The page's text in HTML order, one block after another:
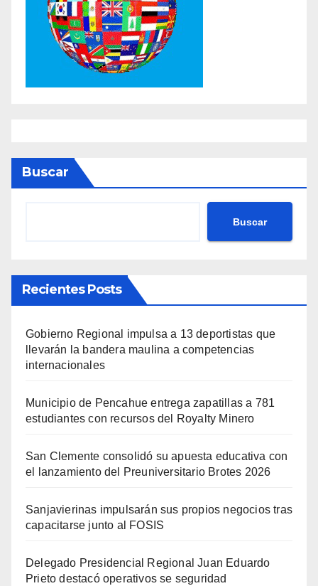
Buscar
Buscar
Recientes Posts
Gobierno Regional impulsa a 13 deportistas que
llevarán la bandera maulina a competencias
internacionales
Municipio de Pencahue entrega zapatillas a 781
estudiantes con recursos del Royalty Minero
San Clemente consolidó su apuesta educativa con
el lanzamiento del Preuniversitario Brotes 2026
Sanjavierinas impulsarán sus propios negocios tras
capacitarse junto al FOSIS
Delegado Presidencial Regional Juan Eduardo
Prieto destacó operativos se seguridad